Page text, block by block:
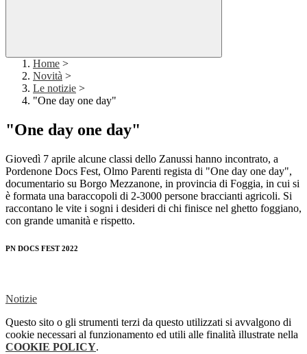
Home >
Novità >
Le notizie >
"One day one day"
"One day one day"
Giovedì 7 aprile alcune classi dello Zanussi hanno incontrato, a
Pordenone Docs Fest, Olmo Parenti regista di "One day one day",
documentario su Borgo Mezzanone, in provincia di Foggia, in cui si
è formata una baraccopoli di 2-3000 persone braccianti agricoli. Si
raccontano le vite i sogni i desideri di chi finisce nel ghetto foggiano,
con grande umanità e rispetto.
PN DOCS FEST 2022
Notizie
Questo sito o gli strumenti terzi da questo utilizzati si avvalgono di
cookie necessari al funzionamento ed utili alle finalità illustrate nella
COOKIE POLICY.